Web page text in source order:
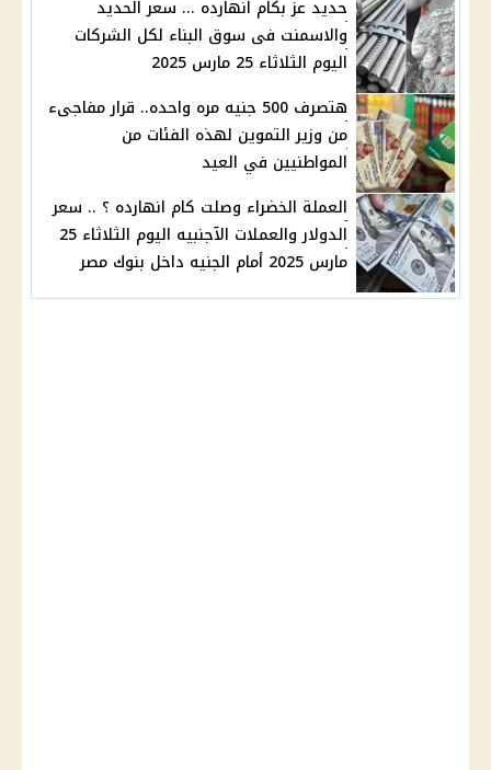
حديد عز بكام انهارده ... سعر الحديد
والاسمنت فى سوق البناء لكل الشركات
اليوم الثلاثاء 25 مارس 2025
هتصرف 500 جنيه مره واحده.. قرار مفاجىء
من وزير التموين لهذه الفئات من
المواطنيين في العيد
العملة الخضراء وصلت كام انهارده ؟ .. سعر
الدولار والعملات الآجنبيه اليوم الثلاثاء 25
مارس 2025 أمام الجنيه داخل بنوك مصر